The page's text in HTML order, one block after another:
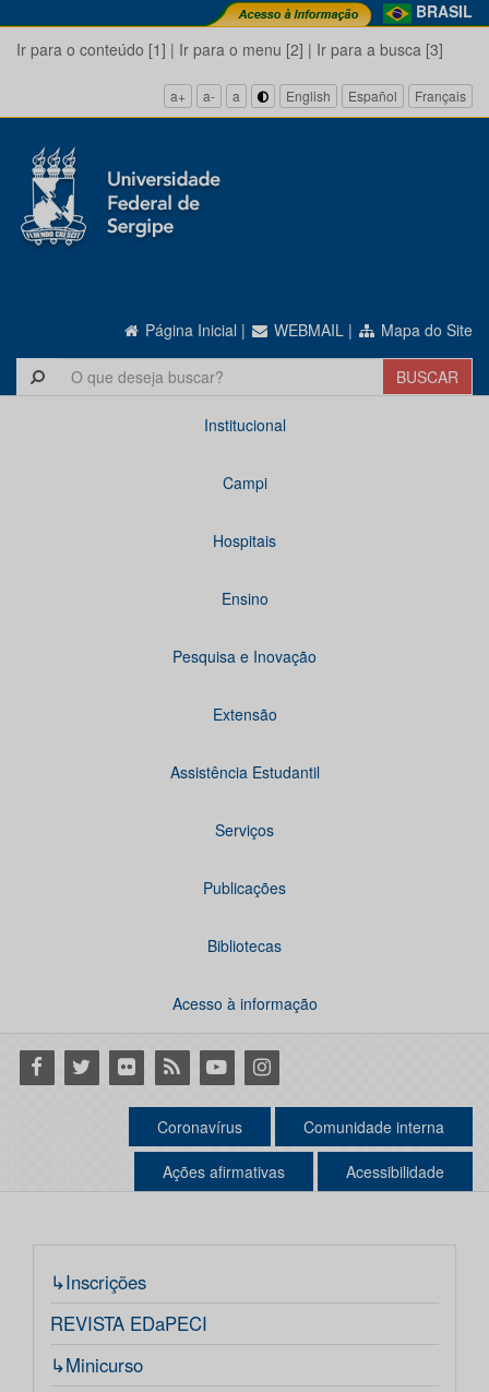
BRASIL
Ir para o conteúdo [1] | Ir para o menu [2] | Ir para a busca [3]
a+ a- a English Español Français
Página Inicial | WEBMAIL | Mapa do Site
Institucional
Campi
Hospitais
Ensino
Pesquisa e Inovação
Extensão
Assistência Estudantil
Serviços
Publicações
Bibliotecas
Acesso à informação
Facebook
Twitter Flickr RSS YoutubeInstagram
Coronavírus Comunidade interna
Ações afirmativas Acessibilidade
↳Inscrições
REVISTA EDaPECI
↳Minicurso